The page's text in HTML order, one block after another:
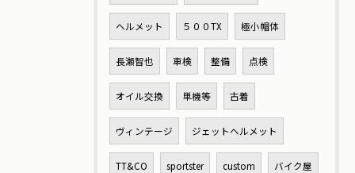
ヘルメット ５００TX 極小帽体
長瀬智也 車検 整備 点検
オイル交換 単機等 古着
ヴィンテージ ジェットヘルメット
TT&CO sportster custom バイク屋